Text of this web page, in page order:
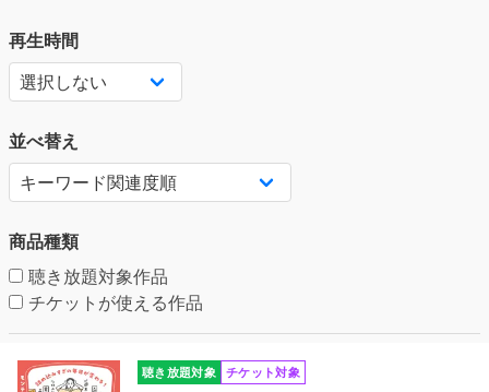
再生時間
並べ替え
商品種類
聴き放題対象作品
チケットが使える作品
聴き放題対象 チケット対象